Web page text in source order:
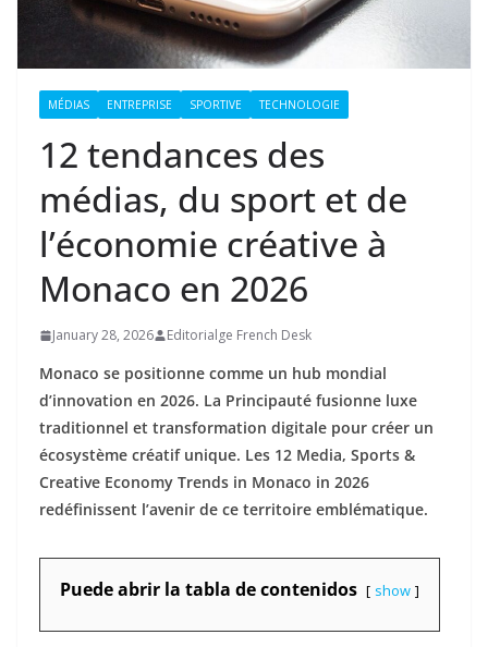
MÉDIAS ENTREPRISE SPORTIVE TECHNOLOGIE
12 tendances des
médias, du sport et de
l’économie créative à
Monaco en 2026
January 28, 2026 Editorialge French Desk
Monaco se positionne comme un hub mondial
d’innovation en 2026. La Principauté fusionne luxe
traditionnel et transformation digitale pour créer un
écosystème créatif unique. Les 12 Media, Sports &
Creative Economy Trends in Monaco in 2026
redéfinissent l’avenir de ce territoire emblématique.
Puede abrir la tabla de contenidos show